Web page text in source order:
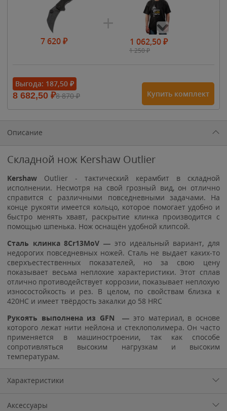
7 620₽ 1 062,50₽
1 250₽
1 900₽1 900₽
Выгода: 187,50 ₽
8 682,50 ₽8 870₽ Купить комплект
Описание
Складной нож Kershaw Outlier
Kershaw Outlier - тактический керамбит в складной
исполнении. Несмотря на свой грозный вид, он отлично
справится с различными повседневными задачами. На
конце рукояти имеется кольцо, которое помогает удобно и
быстро менять хвавт, раскрытие клинка производится с
помощью шпенька. Нож оснащён удобной клипсой.
Сталь клинка 8Cr13MoV — это идеальный вариант, для
недорогих повседневных ножей. Сталь не выдает каких-то
сверхъестественных показателей, но за свою цену
показывает весьма неплохие характеристики. Этот сплав
отлично противодействует коррозии, показывает неплохую
износостойкость и рез. В целом, по свойствам близка к
420HC и имеет твёрдость закалки до 58 HRC
Рукоять выполнена из GFN — это материал, в основе
которого лежат нити нейлона и стеклополимера. Он часто
применяется в машиностроении, так как способе
сопротивляться высоким нагрузкам и высоким
температурам.
Характеристики
Аксессуары